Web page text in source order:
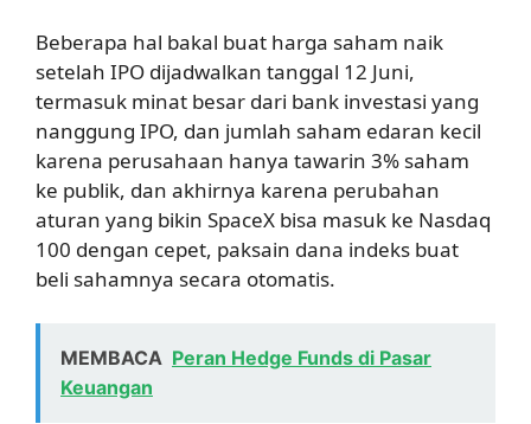
Beberapa hal bakal buat harga saham naik
setelah IPO dijadwalkan tanggal 12 Juni,
termasuk minat besar dari bank investasi yang
nanggung IPO, dan jumlah saham edaran kecil
karena perusahaan hanya tawarin 3% saham
ke publik, dan akhirnya karena perubahan
aturan yang bikin SpaceX bisa masuk ke Nasdaq
100 dengan cepet, paksain dana indeks buat
beli sahamnya secara otomatis.
MEMBACA Peran Hedge Funds di Pasar
Keuangan